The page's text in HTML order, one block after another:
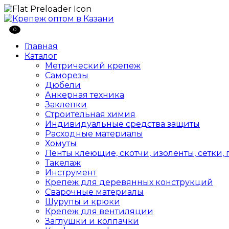
0
Главная
Каталог
Метрический крепеж
Саморезы
Дюбели
Анкерная техника
Заклепки
Строительная химия
Индивидуальные средства защиты
Расходные материалы
Хомуты
Ленты клеющие, скотчи, изоленты, сетки,
Такелаж
Инструмент
Крепеж для деревянных конструкций
Сварочные материалы
Шурупы и крюки
Крепеж для вентиляции
Заглушки и колпачки